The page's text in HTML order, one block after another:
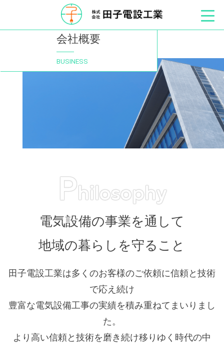
会社概要
BUSINESS
Philosophy
電気設備の事業を通して
地域の暮らしを守ること
田子電設工業は多くのお客様のご依頼に信頼と技術
で応え続け
豊富な電気設備工事の実績を積み重ねてまいりまし
た。
より高い信頼と技術を磨き続け移りゆく時代の中